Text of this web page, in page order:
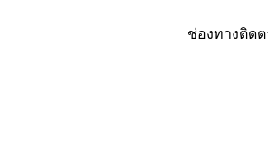
ช่องทางติด